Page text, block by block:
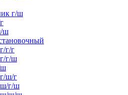
г/ш
ш
г/г
г/ш
ш
ш/г
г/ш